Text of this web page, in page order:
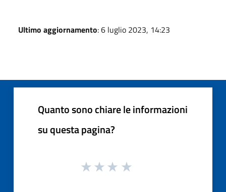
Ultimo aggiornamento: 6 luglio 2023, 14:23
Quanto sono chiare le informazioni
su questa pagina?